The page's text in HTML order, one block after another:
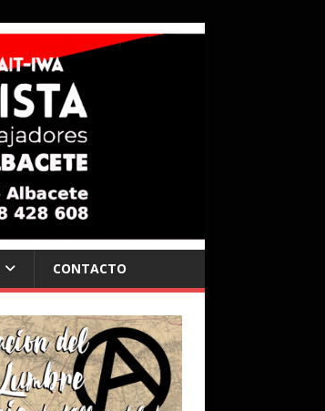
CONTACTO